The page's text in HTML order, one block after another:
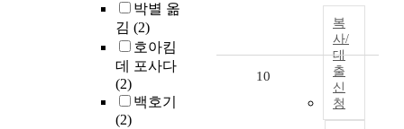
박별 옮
김 (2)
호아킴
데 포사다
(2)
백호기
(2)
복
사/
대
출
신
청
10